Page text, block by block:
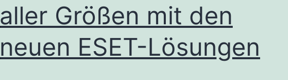
aller Größen mit den
neuen ESET-Lösungen